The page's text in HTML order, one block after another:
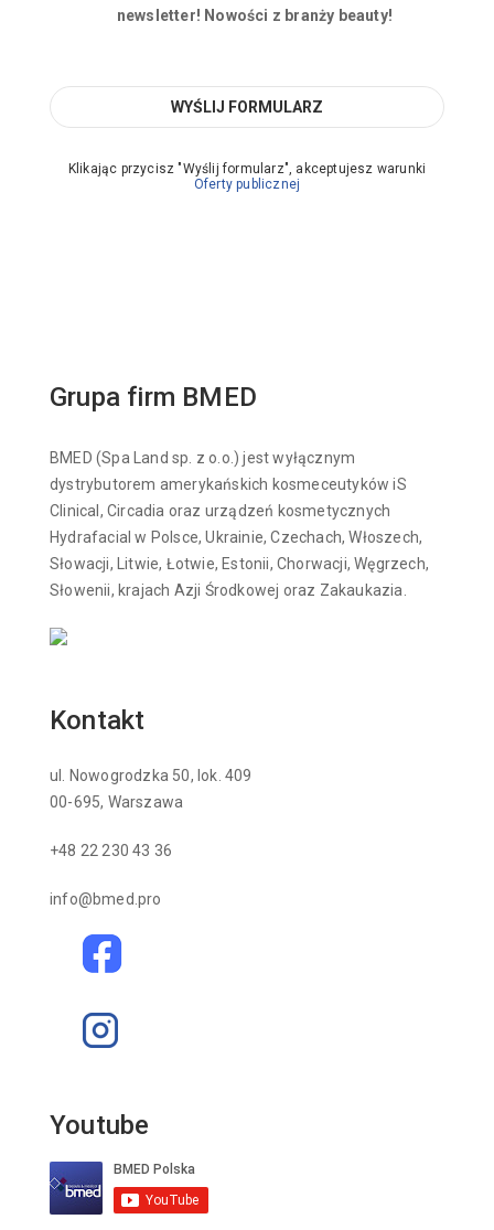
newsletter! Nowości z branży beauty!
Klikając przycisz "Wyślij formularz", akceptujesz warunki
Oferty publicznej
Grupa firm BMED
BMED (Spa Land sp. z o.o.) jest wyłącznym
dystrybutorem amerykańskich kosmeceutyków iS
Clinical, Circadia oraz urządzeń kosmetycznych
Hydrafacial w Polsce, Ukrainie, Czechach, Włoszech,
Słowacji, Litwie, Łotwie, Estonii, Chorwacji, Węgrzech,
Słowenii, krajach Azji Środkowej oraz Zakaukazia.
Kontakt
ul. Nowogrodzka 50, lok. 409
00-695, Warszawa
+48 22 230 43 36
info@bmed.pro
Youtube